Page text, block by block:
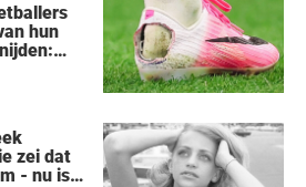
hun
zei dat
- nu is